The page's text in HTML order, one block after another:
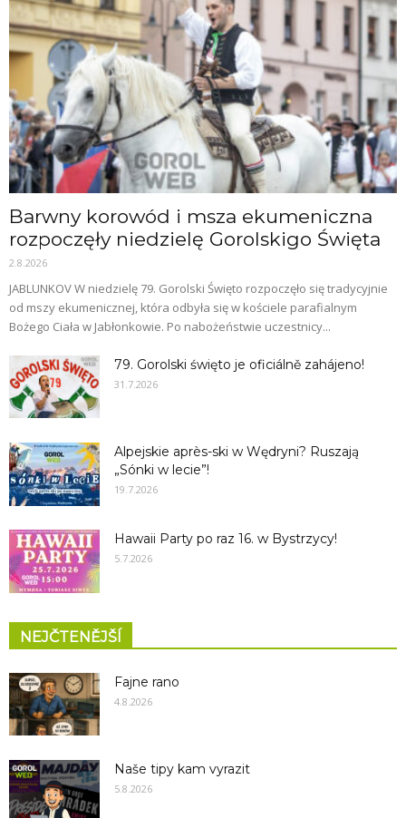
Barwny korowód i msza ekumeniczna
rozpoczęły niedzielę Gorolskigo Święta
2.8.2026
JABLUNKOV W niedzielę 79. Gorolski Święto rozpoczęło się tradycyjnie
od mszy ekumenicznej, która odbyła się w kościele parafialnym
Bożego Ciała w Jabłonkowie. Po nabożeństwie uczestnicy...
79. Gorolski święto je oficiálně zahájeno!
31.7.2026
Alpejskie après-ski w Wędryni? Ruszają
„Sónki w lecie”!
19.7.2026
Hawaii Party po raz 16. w Bystrzycy!
5.7.2026
NEJČTENĚJŠÍ
Fajne rano
4.8.2026
Naše tipy kam vyrazit
5.8.2026